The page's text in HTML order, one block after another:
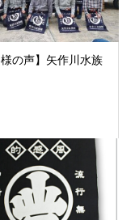
様の声】矢作川水族